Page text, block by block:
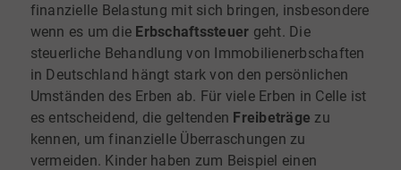
finanzielle Belastung mit sich bringen, insbesondere
wenn es um die Erbschaftssteuer geht. Die
steuerliche Behandlung von Immobilienerbschaften
in Deutschland hängt stark von den persönlichen
Umständen des Erben ab. Für viele Erben in Celle ist
es entscheidend, die geltenden Freibeträge zu
kennen, um finanzielle Überraschungen zu
vermeiden. Kinder haben zum Beispiel einen